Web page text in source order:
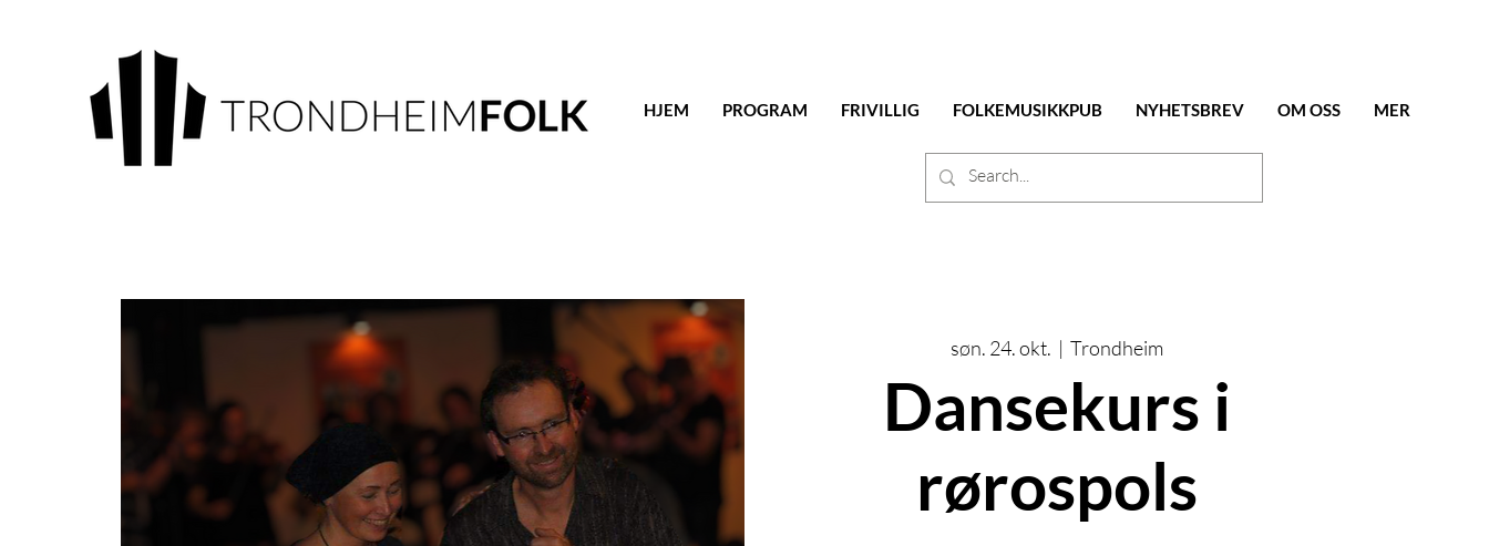
HJEM PROGRAM FRIVILLIG FOLKEMUSIKKPUB NYHETSBREV OM OSS MER
søn. 24. okt.
  |
Trondheim
Dansekurs i
rørospols